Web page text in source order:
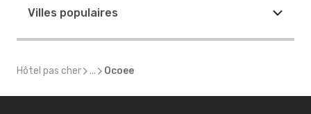
Villes populaires
Hôtel pas cher ... Ocoee